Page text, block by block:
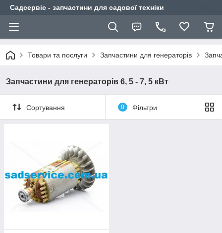
Садсервіс - запчастини для садової техніки
Товари та послуги Запчастини для генераторів
Запчастини для генераторів 6, 5 - 7, 5 кВт
Сортування 0 Фільтри